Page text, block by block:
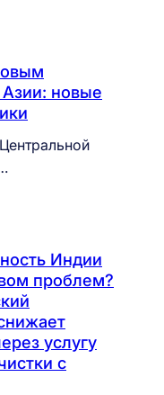
новые
Индии
проблем?
услугу
с